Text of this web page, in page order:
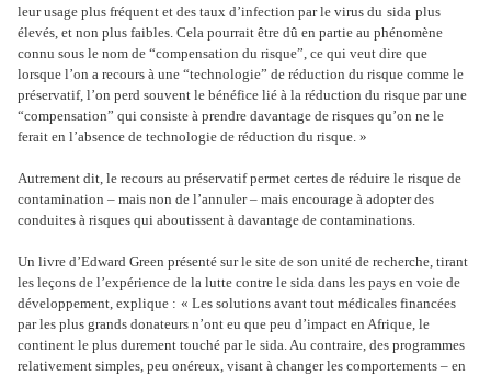
leur usage plus fréquent et des taux d’infection par le virus du sida plus
élevés, et non plus faibles. Cela pourrait être dû en partie au phénomène
connu sous le nom de “compensation du risque”, ce qui veut dire que
lorsque l’on a recours à une “technologie” de réduction du risque comme le
préservatif, l’on perd souvent le bénéfice lié à la réduction du risque par une
“compensation” qui consiste à prendre davantage de risques qu’on ne le
ferait en l’absence de technologie de réduction du risque. »
Autrement dit, le recours au préservatif permet certes de réduire le risque de
contamination – mais non de l’annuler – mais encourage à adopter des
conduites à risques qui aboutissent à davantage de contaminations.
Un livre d’Edward Green présenté sur le site de son unité de recherche, tirant
les leçons de l’expérience de la lutte contre le sida dans les pays en voie de
développement, explique : « Les solutions avant tout médicales financées
par les plus grands donateurs n’ont eu que peu d’impact en Afrique, le
continent le plus durement touché par le sida. Au contraire, des programmes
relativement simples, peu onéreux, visant à changer les comportements – en